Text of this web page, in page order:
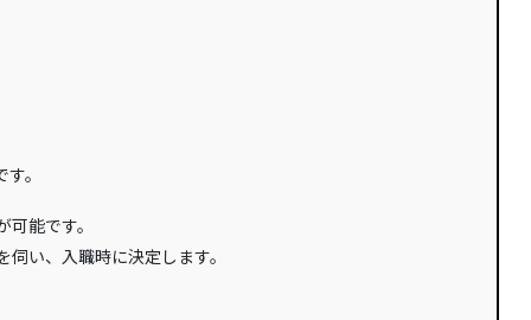
。
能です。
い、入職時に決定します。